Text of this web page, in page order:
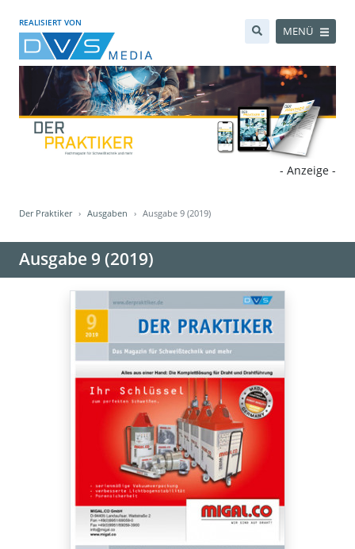
REALISIERT VON
MENÜ
- Anzeige -
Der Praktiker Ausgaben Ausgabe 9 (2019)
Ausgabe 9 (2019)